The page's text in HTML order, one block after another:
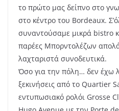
το πρώτο μας δείπνο στο
στο κέντρο του Bordeaux.
συναντούσαμε μικρά bistro
παρέες Μπορντολέζων
λαχταριστά συνοδευτικά.
Όσο για την πόλη… δεν έχω
ξεκινήσεις από το Quartier
εντυπωσιακό ρολόι Grosse